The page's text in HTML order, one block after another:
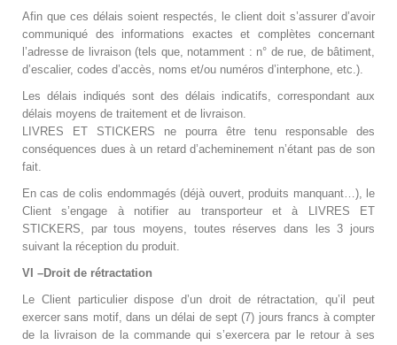
Afin que ces délais soient respectés, le client doit s’assurer d’avoir
communiqué des informations exactes et complètes concernant
l’adresse de livraison (tels que, notamment : n° de rue, de bâtiment,
d’escalier, codes d’accès, noms et/ou numéros d’interphone, etc.).
Les délais indiqués sont des délais indicatifs, correspondant aux
délais moyens de traitement et de livraison.
LIVRES ET STICKERS ne pourra être tenu responsable des
conséquences dues à un retard d’acheminement n’étant pas de son
fait.
En cas de colis endommagés (déjà ouvert, produits manquant…), le
Client s’engage à notifier au transporteur et à
LIVRES ET
STICKERS, par tous moyens, toutes réserves dans les 3 jours
suivant la réception du produit.
VI –Droit de rétractation
Le Client particulier dispose d’un droit de rétractation, qu’il peut
exercer sans motif, dans un délai de sept (7) jours francs à compter
de la livraison de la commande qui s’exercera par le retour à ses